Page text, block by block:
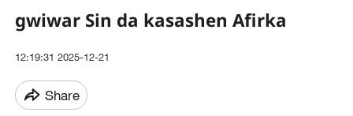
gwiwar Sin da kasashen Afirka
12:19:31 2025-12-21
Share